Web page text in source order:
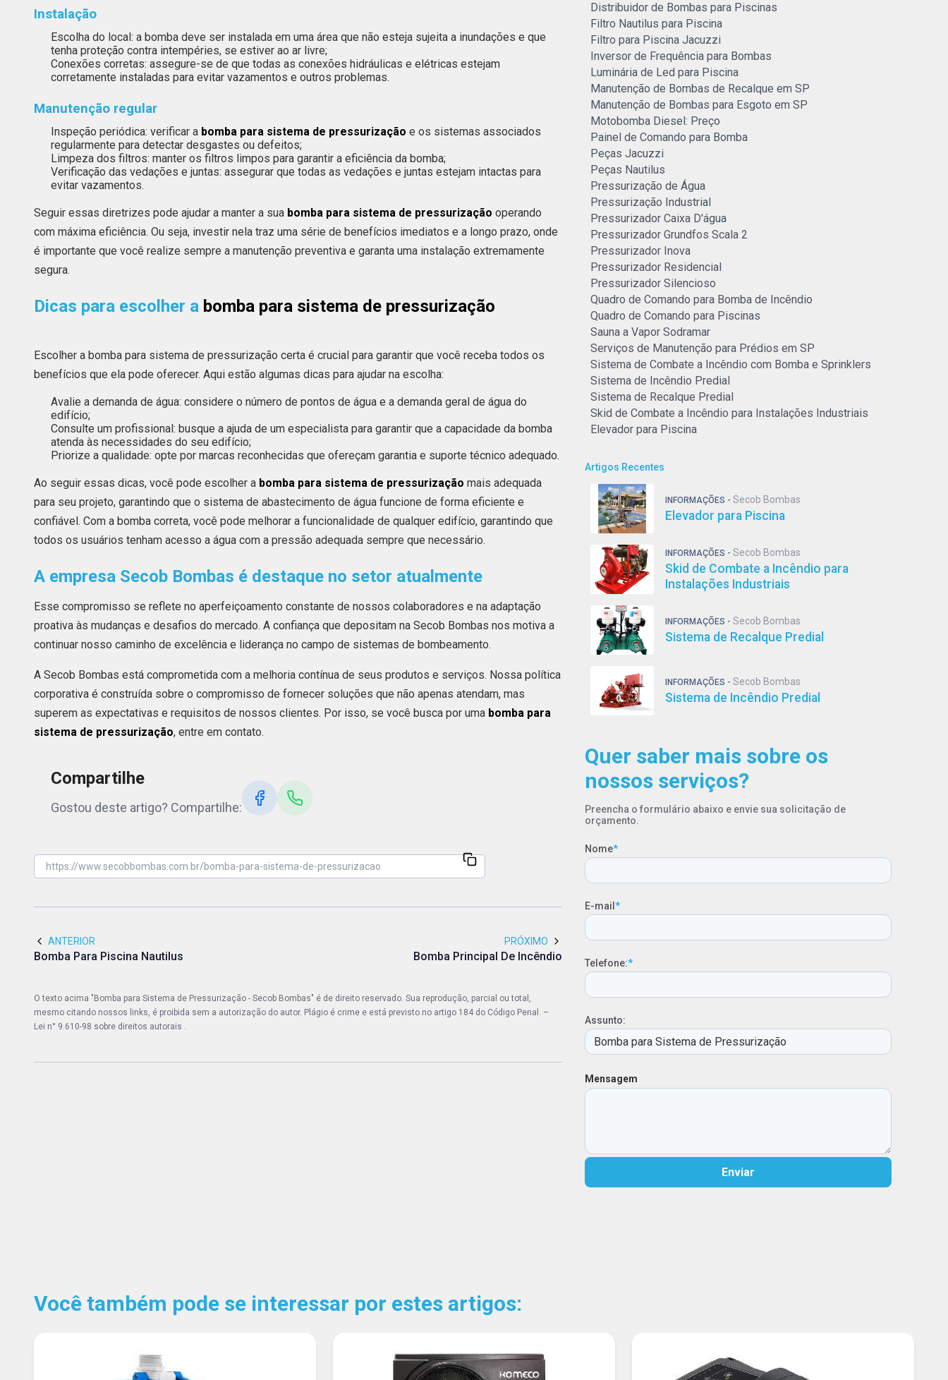
Instalação
Escolha do local: a bomba deve ser instalada em uma área que não esteja sujeita a inundações e que
tenha proteção contra intempéries, se estiver ao ar livre;
Conexões corretas: assegure-se de que todas as conexões hidráulicas e elétricas estejam
corretamente instaladas para evitar vazamentos e outros problemas.
Manutenção regular
Inspeção periódica: verificar a bomba para sistema de pressurização e os sistemas associados
regularmente para detectar desgastes ou defeitos;
Limpeza dos filtros: manter os filtros limpos para garantir a eficiência da bomba;
Verificação das vedações e juntas: assegurar que todas as vedações e juntas estejam intactas para
evitar vazamentos.
Seguir essas diretrizes pode ajudar a manter a sua bomba para sistema de pressurização operando
com máxima eficiência. Ou seja, investir nela traz uma série de benefícios imediatos e a longo prazo, onde
é importante que você realize sempre a manutenção preventiva e garanta uma instalação extremamente
segura.
Dicas para escolher a bomba para sistema de pressurização
Escolher a bomba para sistema de pressurização certa é crucial para garantir que você receba todos os
benefícios que ela pode oferecer. Aqui estão algumas dicas para ajudar na escolha:
Avalie a demanda de água: considere o número de pontos de água e a demanda geral de água do
edifício;
Consulte um profissional: busque a ajuda de um especialista para garantir que a capacidade da bomba
atenda às necessidades do seu edifício;
Priorize a qualidade: opte por marcas reconhecidas que ofereçam garantia e suporte técnico adequado.
Ao seguir essas dicas, você pode escolher a bomba para sistema de pressurização mais adequada
para seu projeto, garantindo que o sistema de abastecimento de água funcione de forma eficiente e
confiável. Com a bomba correta, você pode melhorar a funcionalidade de qualquer edifício, garantindo que
todos os usuários tenham acesso a água com a pressão adequada sempre que necessário.
A empresa Secob Bombas é destaque no setor atualmente
Esse compromisso se reflete no aperfeiçoamento constante de nossos colaboradores e na adaptação
proativa às mudanças e desafios do mercado. A confiança que depositam na Secob Bombas nos motiva a
continuar nosso caminho de excelência e liderança no campo de sistemas de bombeamento.
A Secob Bombas está comprometida com a melhoria contínua de seus produtos e serviços. Nossa política
corporativa é construída sobre o compromisso de fornecer soluções que não apenas atendam, mas
superem as expectativas e requisitos de nossos clientes. Por isso, se você busca por uma bomba para
sistema de pressurização, entre em contato.
Compartilhe
Gostou deste artigo? Compartilhe:
ANTERIOR
Bomba Para Piscina Nautilus
PRÓXIMO
Bomba Principal De Incêndio
O texto acima "Bomba para Sistema de Pressurização - Secob Bombas" é de direito reservado. Sua reprodução, parcial ou total,
mesmo citando nossos links, é proibida sem a autorização do autor. Plágio é crime e está previsto no artigo 184 do Código Penal. –
Lei n° 9.610-98 sobre direitos autorais .
Distribuidor de Bombas para Piscinas
Filtro Nautilus para Piscina
Filtro para Piscina Jacuzzi
Inversor de Frequência para Bombas
Luminária de Led para Piscina
Manutenção de Bombas de Recalque em SP
Manutenção de Bombas para Esgoto em SP
Motobomba Diesel: Preço
Painel de Comando para Bomba
Peças Jacuzzi
Peças Nautilus
Pressurização de Água
Pressurização Industrial
Pressurizador Caixa D'água
Pressurizador Grundfos Scala 2
Pressurizador Inova
Pressurizador Residencial
Pressurizador Silencioso
Quadro de Comando para Bomba de Incêndio
Quadro de Comando para Piscinas
Sauna a Vapor Sodramar
Serviços de Manutenção para Prédios em SP
Sistema de Combate a Incêndio com Bomba e Sprinklers
Sistema de Incêndio Predial
Sistema de Recalque Predial
Skid de Combate a Incêndio para Instalações Industriais
Elevador para Piscina
Artigos Recentes
INFORMAÇÕES - Secob Bombas
Elevador para Piscina
INFORMAÇÕES - Secob Bombas
Skid de Combate a Incêndio para
Instalações Industriais
INFORMAÇÕES - Secob Bombas
Sistema de Recalque Predial
INFORMAÇÕES - Secob Bombas
Sistema de Incêndio Predial
Quer saber mais sobre os
nossos serviços?
Preencha o formulário abaixo e envie sua solicitação de
orçamento.
Nome*
E-mail *
Telefone:*
Assunto:
Mensagem
Enviar
Você também pode se interessar por estes artigos: